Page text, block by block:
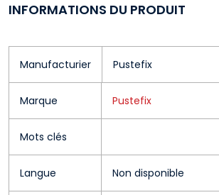
INFORMATIONS DU PRODUIT
Manufacturier Pustefix
Marque Pustefix
Mots clés
Langue Non disponible